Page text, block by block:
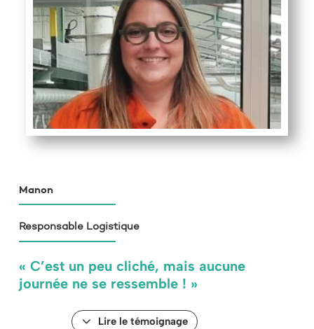
Manon
Responsable Logistique
« C’est un peu cliché, mais aucune
journée ne se ressemble ! »
Lire le témoignage